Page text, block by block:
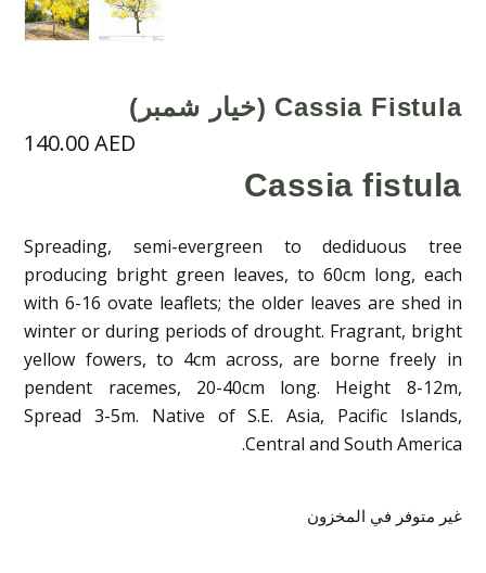
Cassia Fistula (خيار شمبر)
140.00AED
Cassia fistula
Spreading, semi-evergreen to dediduous tree
producing bright green leaves, to 60cm long, each
with 6-16 ovate leaflets; the older leaves are shed in
winter or during periods of drought. Fragrant, bright
yellow fowers, to 4cm across, are borne freely in
pendent racemes, 20-40cm long. Height 8-12m,
Spread 3-5m. Native of S.E. Asia, Pacific Islands,
Central and South America.
غير متوفر في المخزون